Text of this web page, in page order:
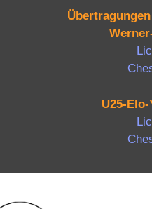
U25-